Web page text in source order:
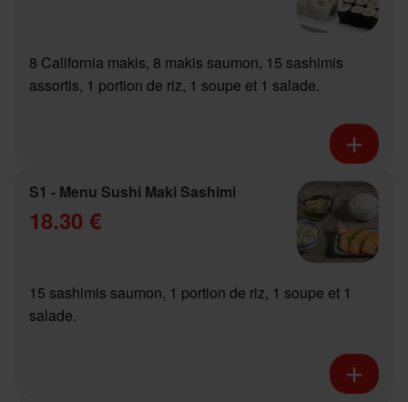
8 California makis, 8 makis saumon, 15 sashimis
assortis, 1 portion de riz, 1 soupe et 1 salade.
S1 - Menu Sushi Maki Sashimi
18.30 €
15 sashimis saumon, 1 portion de riz, 1 soupe et 1
salade.